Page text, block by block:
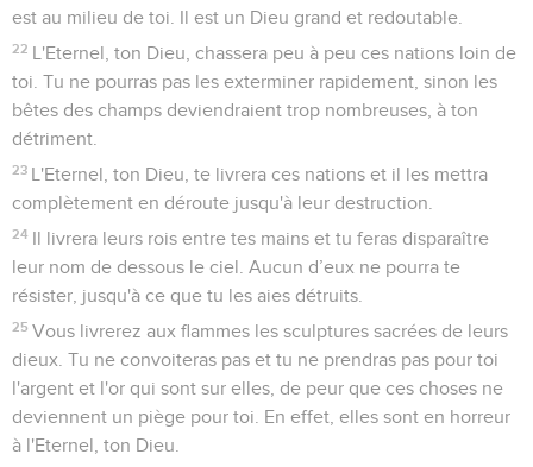
est au milieu de toi. Il est un Dieu grand et redoutable.
22 L'Eternel, ton Dieu, chassera peu à peu ces nations loin de
toi. Tu ne pourras pas les exterminer rapidement, sinon les
bêtes des champs deviendraient trop nombreuses, à ton
détriment.
23 L'Eternel, ton Dieu, te livrera ces nations et il les mettra
complètement en déroute jusqu'à leur destruction.
24 Il livrera leurs rois entre tes mains et tu feras disparaître
leur nom de dessous le ciel. Aucun d’eux ne pourra te
résister, jusqu'à ce que tu les aies détruits.
25 Vous livrerez aux flammes les sculptures sacrées de leurs
dieux. Tu ne convoiteras pas et tu ne prendras pas pour toi
l'argent et l'or qui sont sur elles, de peur que ces choses ne
deviennent un piège pour toi. En effet, elles sont en horreur
à l'Eternel, ton Dieu.